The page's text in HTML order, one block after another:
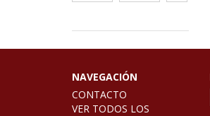
NAVEGACIÓN
CONTACTO
VER TODOS LOS